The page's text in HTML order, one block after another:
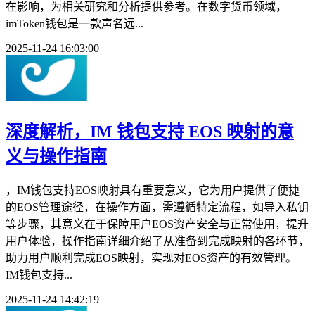
在影响，为相关研究和分析提供参考。在数字货币领域，
imToken钱包是一款声名远...
2025-11-24 16:03:00
深度解析，IM 钱包支持 EOS 映射的意
义与操作指南
，IM钱包支持EOS映射具有重要意义，它为用户提供了便捷
的EOS管理途径，在操作方面，需遵循特定流程，如导入私钥
等步骤，其意义在于保障用户EOS资产安全与正常使用，提升
用户体验，操作指南详细介绍了从准备到完成映射的各环节，
助力用户顺利完成EOS映射，实现对EOS资产的有效管理。
IM钱包支持...
2025-11-24 14:42:19